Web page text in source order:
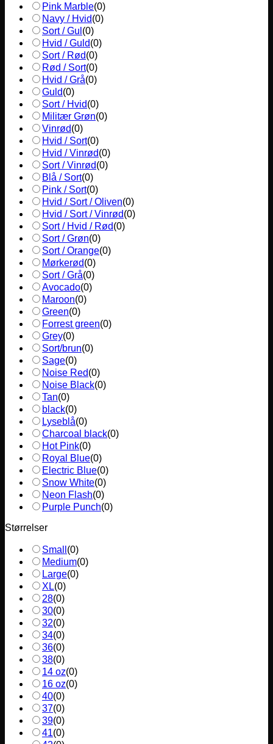
Pink Marble(0)
Navy / Hvid(0)
Sort / Gul (0)
Hvid / Guld(0)
Sort / Rød(0)
Rød / Sort(0)
Hvid / Grå(0)
Guld(0)
Sort / Hvid(0)
Militær Grøn(0)
Vinrød(0)
Hvid / Sort(0)
Hvid / Vinrød(0)
Sort / Vinrød(0)
Blå / Sort(0)
Pink / Sort(0)
Hvid / Sort / Oliven(0)
Hvid / Sort / Vinrød(0)
Sort / Hvid / Rød(0)
Sort / Grøn(0)
Sort / Orange(0)
Mørkerød(0)
Sort / Grå(0)
Avocado(0)
Maroon(0)
Green(0)
Forrest green(0)
Grey(0)
Sort/brun(0)
Sage(0)
Noise Red(0)
Noise Black(0)
Tan(0)
black(0)
Lyseblå(0)
Charcoal black(0)
Hot Pink(0)
Royal Blue(0)
Electric Blue(0)
Snow White(0)
Neon Flash(0)
Purple Punch(0)
Størrelser
Small (0)
Medium(0)
Large(0)
XL(0)
28(0)
30(0)
32(0)
34(0)
36(0)
38(0)
14 oz(0)
16 oz(0)
40(0)
37(0)
39(0)
41(0)